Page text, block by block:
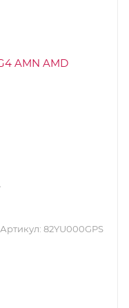
Артикул: 82YU000GPS